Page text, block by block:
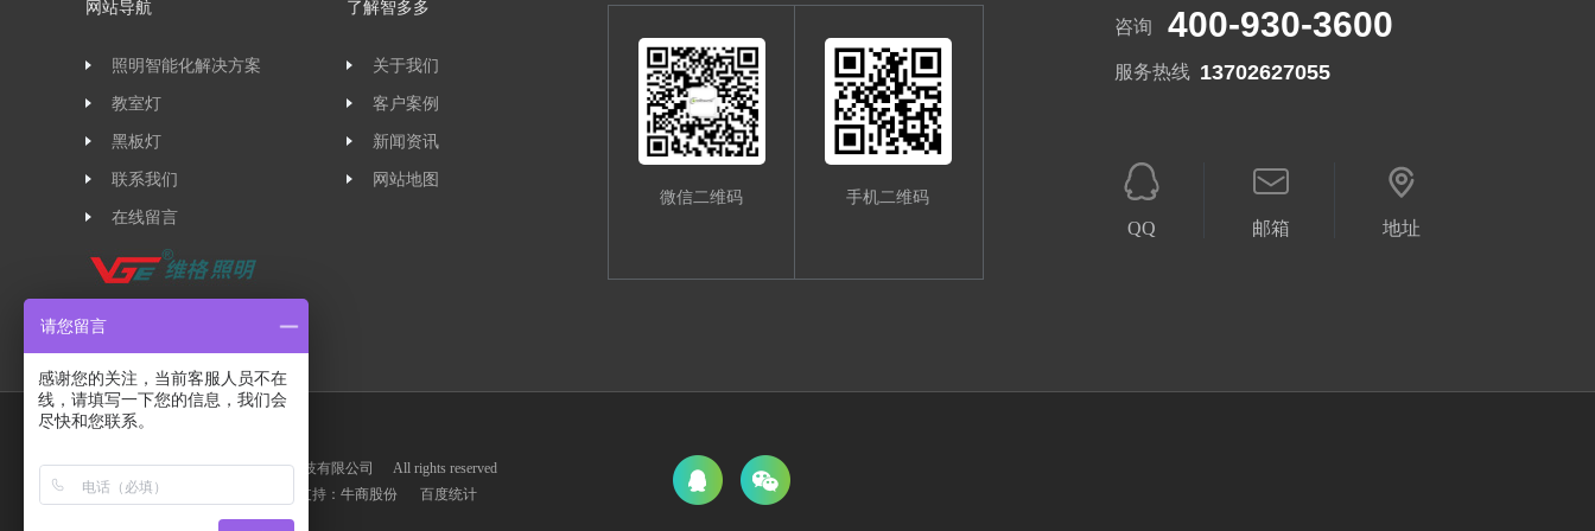
版权所有© 2018 广东智多多智能科技有限公司
All rights reserved
备案：粤ICP备19119479号 技术支持： 牛商股份 百度统计
咨询 400-930-3600
服务热线 13702627055
QQ 邮箱 地址
网站导航
照明智能化解决方案
教室灯
黑板灯
联系我们
在线留言
了解智多多
关于我们
客户案例
新闻资讯
网站地图
微信二维码
手机二维码
请您留言
感谢您的关注，当前客服人员不在
线，请填写一下您的信息，我们会
尽快和您联系。